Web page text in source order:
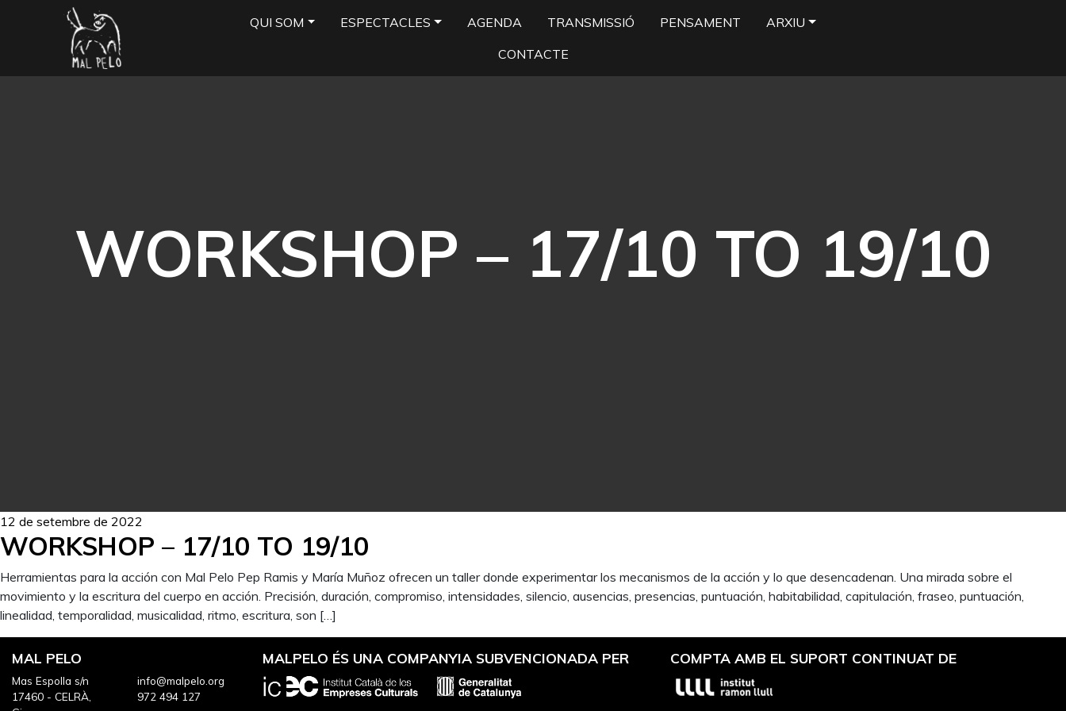
QUI SOM ESPECTACLES AGENDA TRANSMISSIÓ PENSAMENT
ARXIU
CONTACTE
WORKSHOP – 17/10 TO 19/10
12 de setembre de 2022
WORKSHOP – 17/10 TO 19/10
Herramientas para la acción con Mal Pelo Pep Ramis y María Muñoz ofrecen un taller donde experimentar los mecanismos de la acción y lo que desencadenan. Una mirada sobre el
movimiento y la escritura del cuerpo en acción. Precisión, duración, compromiso, intensidades, silencio, ausencias, presencias, puntuación, habitabilidad, capitulación, fraseo, puntuación,
linealidad, temporalidad, musicalidad, ritmo, escritura, son […]
MAL PELO
Mas Espolla s/n
17460 - CELRÀ,
info@malpelo.org
972 494 127
MALPELO ÉS UNA COMPANYIA SUBVENCIONADA PER COMPTA AMB EL SUPORT CONTINUAT DE